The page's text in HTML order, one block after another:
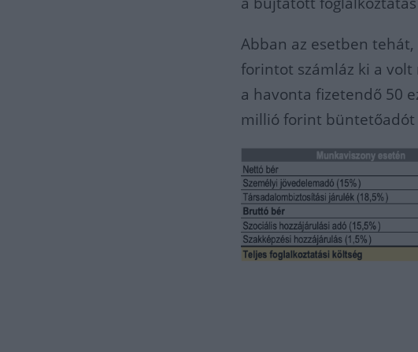
Abban az esetben
forintot számláz ki a
a havonta fizetendő 50
millió forint